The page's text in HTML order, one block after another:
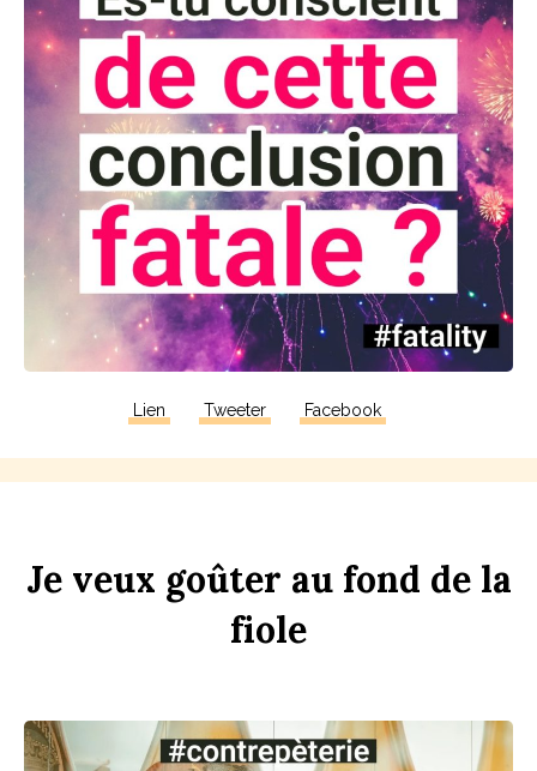
Lien Tweeter Facebook
Je veux goûter au fond de la
fiole